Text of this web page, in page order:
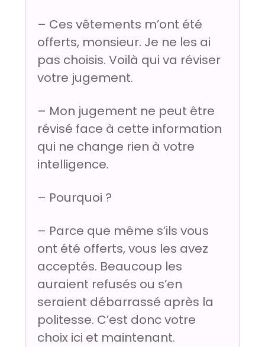
– Ces vêtements m’ont été
offerts, monsieur. Je ne les ai
pas choisis. Voilà qui va réviser
votre jugement.
– Mon jugement ne peut être
révisé face à cette information
qui ne change rien à votre
intelligence.
– Pourquoi ?
– Parce que même s’ils vous
ont été offerts, vous les avez
acceptés. Beaucoup les
auraient refusés ou s’en
seraient débarrassé après la
politesse. C’est donc votre
choix ici et maintenant.